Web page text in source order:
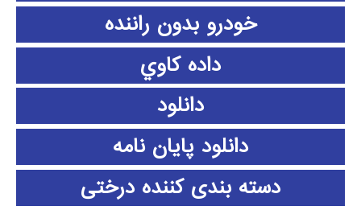
خودرو بدون راننده
داده كاوي
دانلود
دانلود پايان نامه
دسته بندی کننده درختی